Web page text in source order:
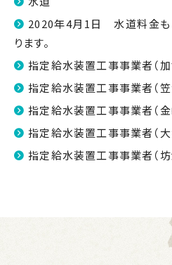
2020年4月1日 水道料金も
ります。
指定給水装置工事事業者（加
指定給水装置工事事業者（笠
指定給水装置工事事業者（金
指定給水装置工事事業者（大
指定給水装置工事事業者（坊